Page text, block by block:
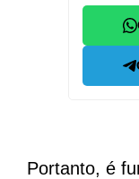
Portanto, é